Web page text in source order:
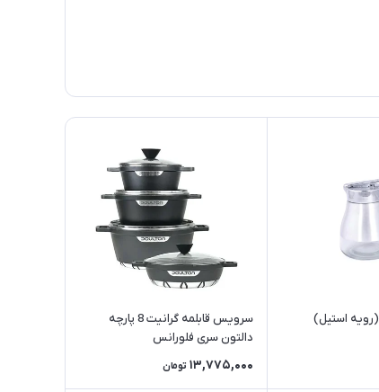
استیل)
سرویس قابلمه گرانیت 8 پارچه
دالتون سری فلورانس
13,775,000 تومان